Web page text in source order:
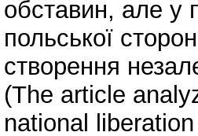
обставин, але у
польської
створення
(The article
national